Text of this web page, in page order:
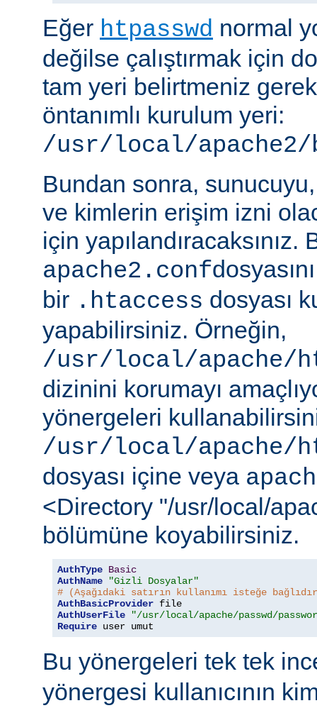
Eğer htpasswd normal
değilse çalıştırmak için
tam yeri belirtmeniz
öntanımlı kurulum yeri:
/usr/local/apache2/
Bundan sonra,
ve kimlerin erişim izni
için yapılandıracaksınız.
apache2.conf
bir .htaccess dosyası
yapabilirsiniz. Örneğin,
/usr/local/apache/
dizinini korumayı
yönergeleri
/usr/local/apache/
dosyası içine veya
<Directory "/usr/local/
bölümüne koyabilirsiniz.
AuthType Basic
AuthName
"Gizli Dosyalar"
# (Aşağıdaki satırın kullanımı isteğe
AuthBasicProvider
AuthUserFile
"/usr/local/apache/passwd/
Require user umut
Bu yönergeleri tek tek
yönergesi kullanıcının